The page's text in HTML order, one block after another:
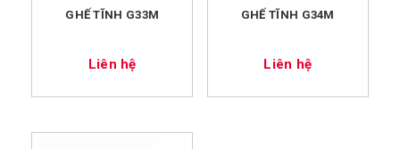
GHẾ TĨNH G33M
Liên hệ
GHẾ TĨNH G34M
Liên hệ